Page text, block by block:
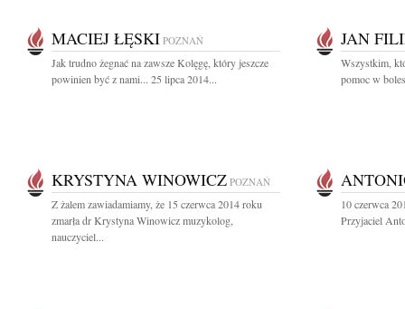
MACIEJ ŁĘSKI POZNAŃ
Jak trudno żegnać na zawsze Kolęgę, który jeszcze
powinien być z nami... 25 lipca 2014...
JAN
Wszystkim,
pomoc w
KRYSTYNA WINOWICZ POZNAŃ
Z żalem zawiadamiamy, że 15 czerwca 2014 roku
zmarła dr Krystyna Winowicz muzykolog,
nauczyciel...
10 czerwca
Przyjaciel